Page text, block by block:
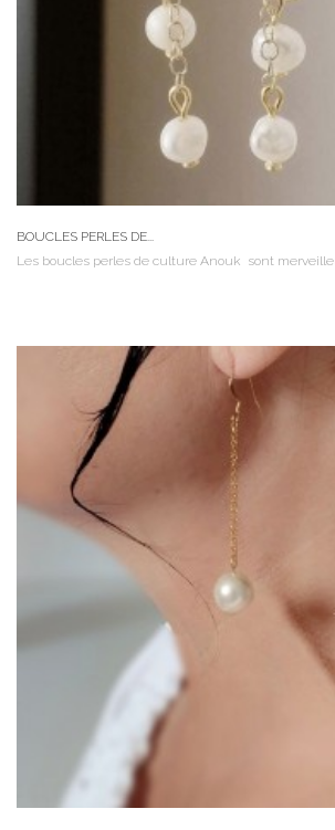
BOUCLES PERLES DE...
Les boucles perles de culture Anouk sont